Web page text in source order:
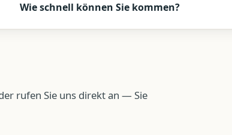
Wie schnell können Sie kommen?
rufen Sie uns direkt an — Sie